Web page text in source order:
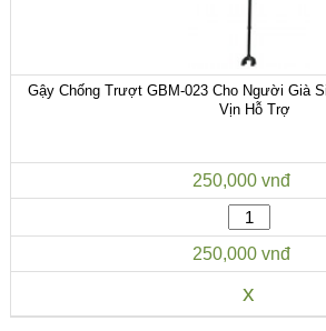
Gậy Chống Trượt GBM-023 Cho Người Già
Vịn Hỗ Trợ
250,000 vnđ
250,000 vnđ
x